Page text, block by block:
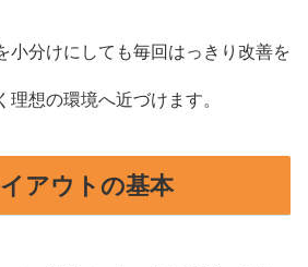
小分けにしても毎回はっきり改善を
想の環境へ近づけます。
アウトの基本